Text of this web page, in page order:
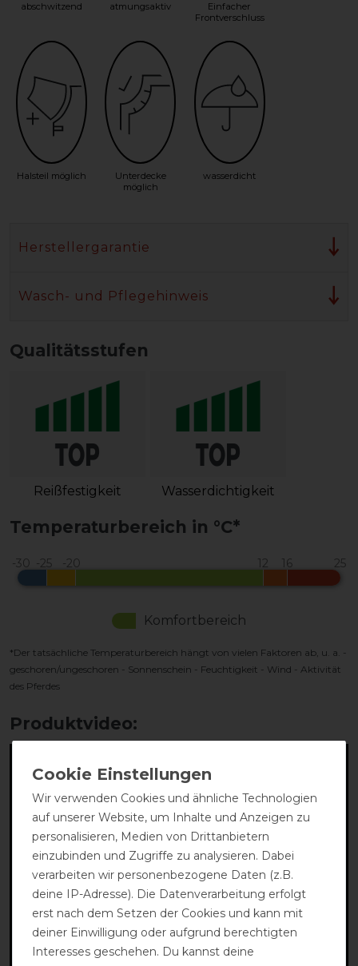
abschwitzend atmungsaktiv
Einfacher
Frontverschluss
Halsteil möglich
Unterdecke
möglich
wasserdicht
Herstellergarantie
Wasch- und Pflegehinweis
Qualitätsstufen
Reißfestigkeit Wasserdichtigkeit
Temperaturbereich in °C*
Komfortbereich
*Der tatsächliche Temperaturbereich hängt von vielen Faktoren ab, u. a. -
geschoren/ungeschoren - Sonnenschein - Feuchtigkeit - Wind - Aktivität
des Pferdes
Produktvideo:
Wir verwenden Cookies und ähnliche Technologien
auf unserer Website, um Inhalte und Anzeigen zu
personalisieren, Medien von Drittanbietern
einzubinden und Zugriffe zu analysieren. Dabei
verarbeiten wir personenbezogene Daten (z.B.
deine IP-Adresse). Die Datenverarbeitung erfolgt
erst nach dem Setzen der Cookies und kann mit
deiner Einwilligung oder aufgrund berechtigten
Interesses geschehen. Du kannst deine